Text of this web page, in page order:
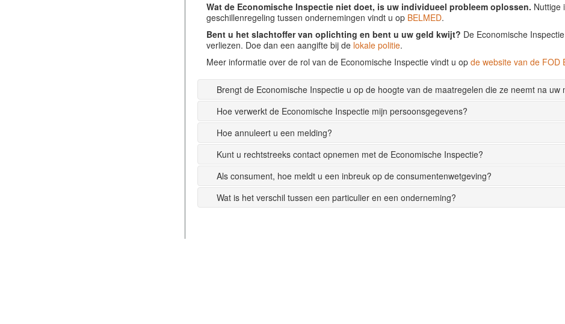
Wat de Economische Inspectie niet doet, is uw individueel probleem oplossen. Nuttige
geschillenregeling tussen ondernemingen vindt u op BELMED.
Bent u het slachtoffer van oplichting en bent u uw geld kwijt? De Economische
verliezen. Doe dan een aangifte bij de lokale politie.
Meer informatie over de rol van de Economische Inspectie vindt u op de website van de FOD
Brengt de Economische Inspectie u op de hoogte van de maatregelen die ze neemt na uw
Hoe verwerkt de Economische Inspectie mijn persoonsgegevens?
Hoe annuleert u een melding?
Kunt u rechtstreeks contact opnemen met de Economische Inspectie?
Als consument, hoe meldt u een inbreuk op de consumentenwetgeving?
Wat is het verschil tussen een particulier en een onderneming?